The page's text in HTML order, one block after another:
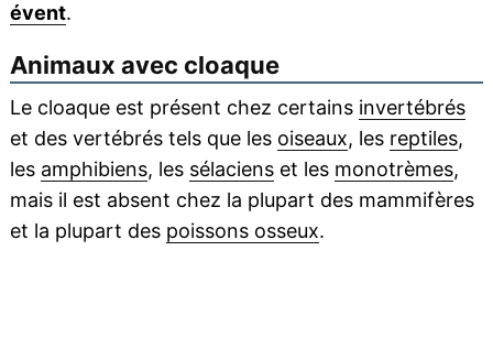
évent.
Animaux avec cloaque
Le cloaque est présent chez certains invertébrés
et des vertébrés tels que les oiseaux, les reptiles,
les amphibiens, les sélacienset les monotrèmes,
mais il est absent chez la plupart des mammifères
et la plupart des poissons osseux.